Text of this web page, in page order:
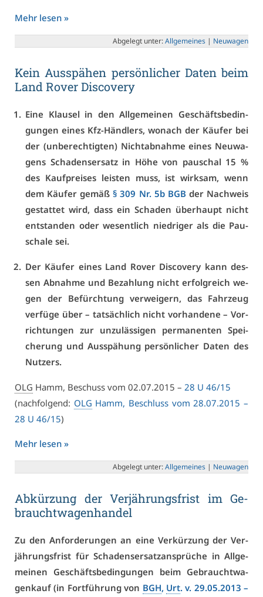
Mehr le­sen »
Ab­ge­legt un­ter:All­ge­mei­nes | Neu­wa­gen
Kein Aus­spä­hen per­sön­li­cher Da­ten beim
Land Ro­ver Dis­co­very
Ei­ne Klau­sel in den All­ge­mei­nen Ge­schäfts­be­din­
gun­gen ei­nes Kfz-Händ­lers, wo­nach der Käu­fer bei
der (un­be­rech­tig­ten) Nicht­ab­nah­me ei­nes Neu­wa­
gens Scha­dens­er­satz in Hö­he von pau­schal 15 %
des Kauf­prei­ses leis­ten muss, ist wirk­sam, wenn
dem Käu­fer ge­mäß§ 309 Nr. 5b BGB der Nach­weis
ge­stat­tet wird, dass ein Scha­den über­haupt nicht
ent­stan­den oder we­sent­lich nied­ri­ger als die Pau­
scha­le sei.
Der Käu­fer ei­nes Land Ro­ver Dis­co­very kann des­
sen Ab­nah­me und Be­zah­lung nicht er­folg­reich we­
gen der Be­fürch­tung ver­wei­gern, das Fahr­zeug
ver­fü­ge über – tat­säch­lich nicht vor­han­de­ne – Vor­
rich­tun­gen zur un­zu­läs­si­gen per­ma­nen­ten Spei­
che­rung und Aus­spä­hung per­sön­li­cher Da­ten des
Nut­zers.
OLG Hamm, Be­schuss vom 02.07.2015 – 28 U 46/15
(nach­fol­gend: OLG Hamm, Be­schluss vom 28.07.2015 –
28 U 46/15)
Mehr le­sen »
Ab­ge­legt un­ter:All­ge­mei­nes | Neu­wa­gen
Ab­kür­zung der Ver­jäh­rungs­frist im Ge­
braucht­wa­gen­han­del
Zu den An­for­de­run­gen an ei­ne Ver­kür­zung der Ver­
jäh­rungs­frist für Scha­dens­er­satz­an­sprü­che in All­ge­
mei­nen Ge­schäfts­be­din­gun­gen beim Ge­braucht­wa­
gen­kauf (in Fort­füh­rung von BGH, Urt. v. 29.05.2013 –